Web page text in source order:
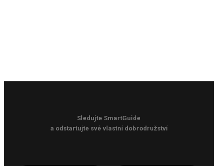
Sledujte SmartGuide
a odstartujte své vlastní dobrodružství